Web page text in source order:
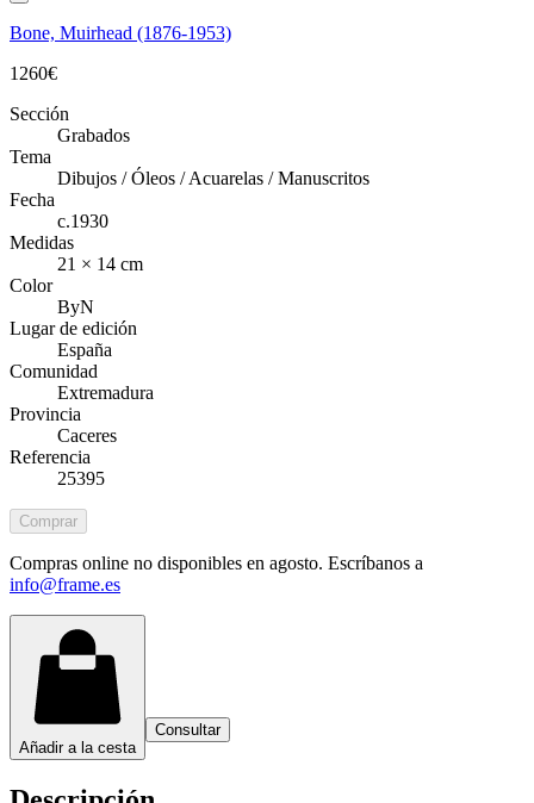
Bone, Muirhead (1876-1953)
1260€
Sección
Grabados
Tema
Dibujos / Óleos / Acuarelas / Manuscritos
Fecha
c.1930
Medidas
21 × 14 cm
Color
ByN
Lugar de edición
España
Comunidad
Extremadura
Provincia
Caceres
Referencia
25395
Comprar
Compras online no disponibles en agosto. Escríbanos a
info@frame.es
Añadir a la cesta
Consultar